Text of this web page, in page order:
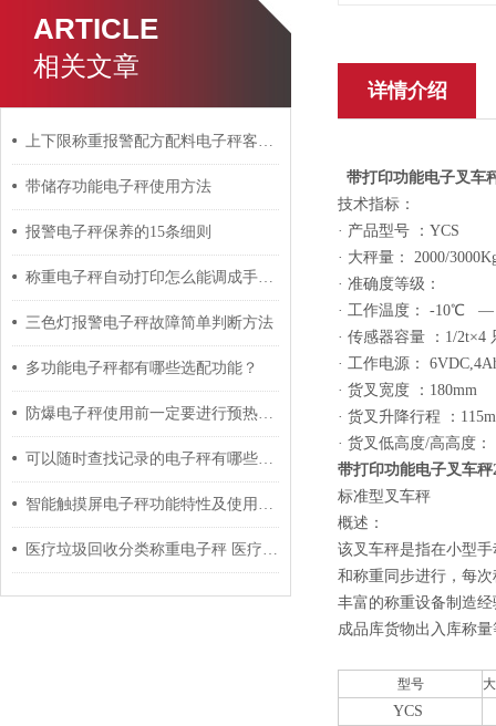
ARTICLE
相关文章
上下限称重报警配方配料电子秤客户案例
带储存功能电子秤使用方法
报警电子秤保养的15条细则
称重电子秤自动打印怎么能调成手动打印？
三色灯报警电子秤故障简单判断方法
多功能电子秤都有哪些选配功能？
防爆电子秤使用前一定要进行预热准备
可以随时查找记录的电子秤有哪些品牌？
智能触摸屏电子秤功能特性及使用说明
医疗垃圾回收分类称重电子秤 医疗废物秤
详情介绍
带打印功能电子叉车
技术指标：
· 产品型号 ： YCS
· 大秤量： 2000/
· 准确度等级：
· 工作温度： -10℃
· 传感器容量 ：1/
· 工作电源：
· 货叉宽度 ：180mm
· 货叉升降行程 ：
· 货叉低高度/高高度
带打印功能电子叉车
标准型叉车秤
概述：
该叉车秤是指在小型
和称重同步进行，每
丰富的称重设备制造
成品库货物出入库称
型号
YCS